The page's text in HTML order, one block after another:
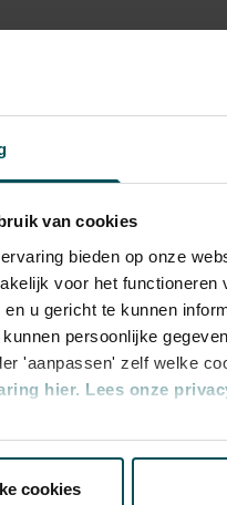
van cookies
bieden op onze
voor het
u gericht te kunnen
persoonlijke
'aanpassen' zelf welke
hier. Lees onze
op onze website kunt u uw
cookies